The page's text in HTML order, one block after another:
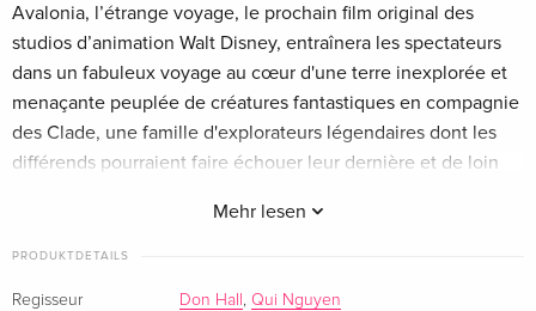
Blu-ray + DVD
Englisch · US Version
CHF 27.50
Standard Edition — (ausgewählt)
Französisch
CHF 16.50
Italienisch
Mehr lesen
Avalonia, l’étrange voyage, le prochain film original des
studios d’animation Walt Disney, entraînera les spectateurs
dans un fabuleux voyage au cœur d'une terre inexplorée et
menaçante peuplée de créatures fantastiques en compagnie
des Clade, une famille d'explorateurs légendaires dont les
différends pourraient faire échouer leur dernière et de loin
PRODUKTDETAILS
Regisseur Don Hall , Qui Nguyen